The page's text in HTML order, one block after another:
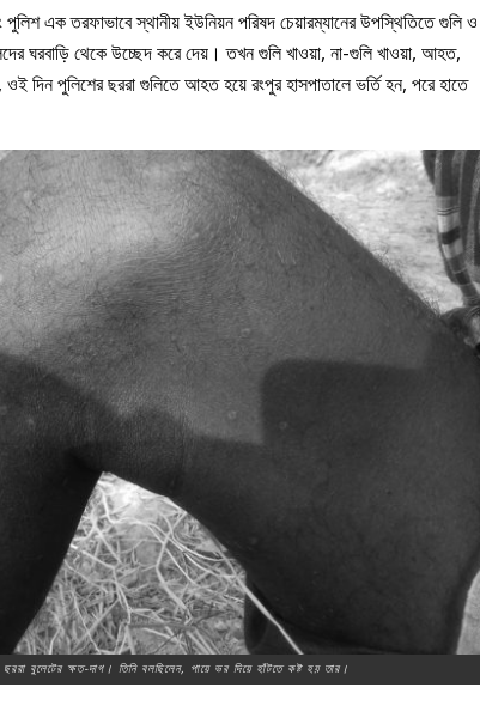
এক তরফাভাবে স্থানীয় ইউনিয়ন পরিষদ চেয়ারম্যানের উপস্থিতিতে গুলি ও
ঘরবাড়ি থেকে উচ্ছেদ করে দেয়। তখন গুলি খাওয়া, না-গুলি খাওয়া, আহত,
দিন পুলিশের ছররা গুলিতে আহত হয়ে রংপুর হাসপাতালে ভর্তি হন, পরে হাতে
বুলেটের ক্ষত-দাগ। তিনি বলছিলেন, পায়ে ভর দিয়ে হাঁটতে কষ্ট হয় তার।